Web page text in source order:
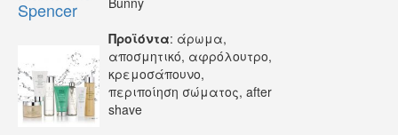
Spencer
Προϊόντα: άρωμα,
αποσμητικό, αφρόλουτρο,
κρεμοσάπουνο,
περιποίηση σώματος, after
shave